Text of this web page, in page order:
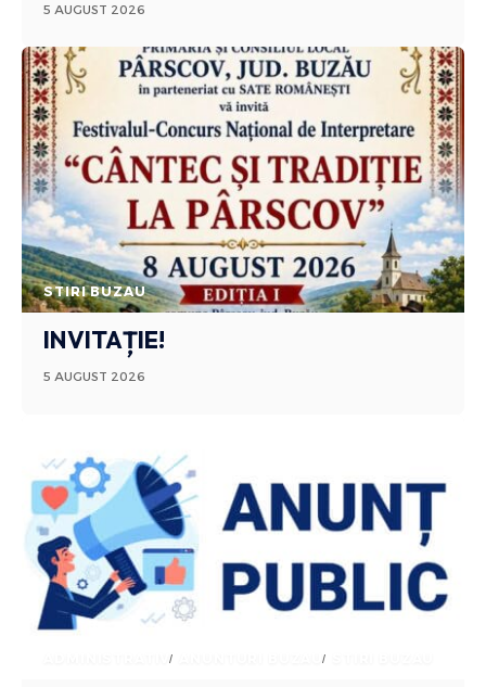
5 AUGUST 2026
STIRI BUZAU
INVITAȚIE!
5 AUGUST 2026
ADMINISTRATIV ANUNTURI BUZAU